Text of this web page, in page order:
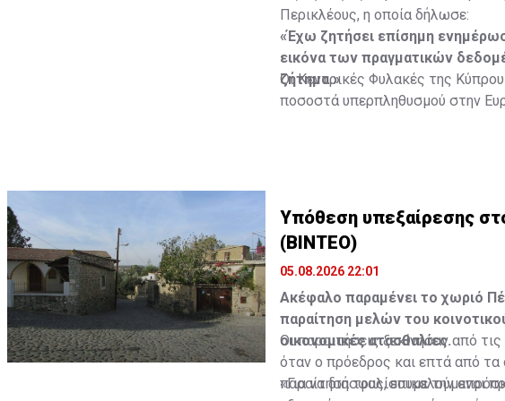
Περικλέους, η οποία δήλωσε:
«Έχω ζητήσει επίσημη
εικόνα των πραγματικών
ζήτημα.»
Οι Κεντρικές Φυλακές της
ποσοστά υπερπληθυσμού στην
Υπόθεση υπεξαίρεσης
(ΒΙΝΤΕΟ)
05.08.2026 22:01
Ακέφαλο παραμένει το χωριό
παραίτηση μελών του
οικονομικές ατασθαλίες.
Οι παραιτήσεις ξεκίνησαν από
όταν ο πρόεδρος και επτά από τα
παραίτησή τους, επικαλούμενοι
«Για να διασφαλίσουμε την